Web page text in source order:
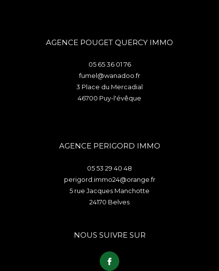
AGENCE POUGET QUERCY IMMO
05 65 36 01 76
fumel@wanadoo.fr
3 Place du Mercadial
46700
puy-l'évêque
AGENCE PERIGORD IMMO
05 53 29 40 48
perigord.immo24@orange.fr
5 rue Jacques Manchotte
24170
belves
NOUS SUIVRE SUR